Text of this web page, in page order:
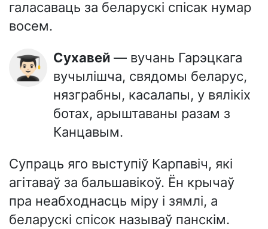
галасаваць за беларускі спісак нумар
восем.
👨🏻‍🎓 Сухавей — вучань Гарэцкага
вучылішча, свядомы беларус,
нязграбны, касалапы, у вялікіх
ботах, арыштаваны разам з
Канцавым.
Супраць яго выступіў Карпавіч, які
агітаваў за бальшавікоў. Ён крычаў
пра неабходнасць міру і зямлі, а
беларускі спісок называў панскім.